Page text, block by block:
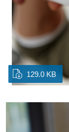
129.0 KB